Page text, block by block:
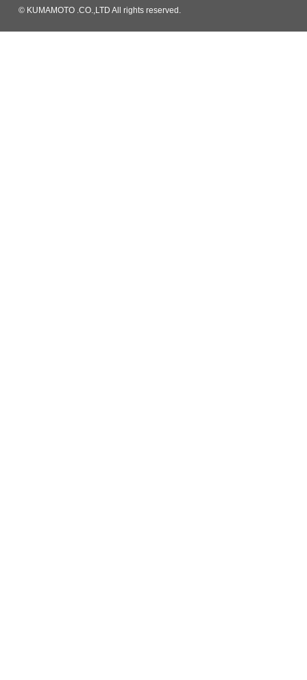
© KUMAMOTO .CO.,LTD All rights reserved.